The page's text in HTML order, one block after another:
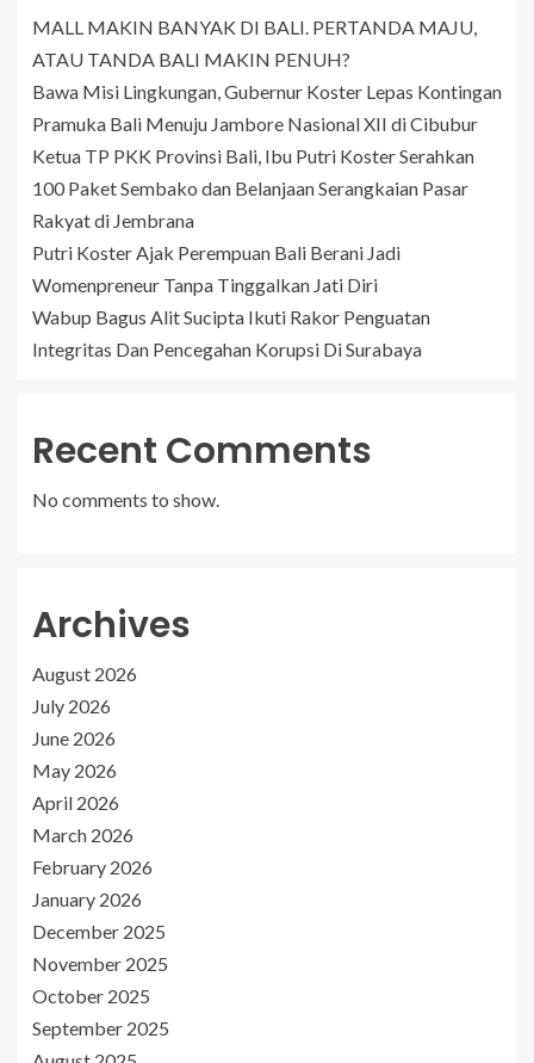
MALL MAKIN BANYAK DI BALI. PERTANDA MAJU,
ATAU TANDA BALI MAKIN PENUH?
Bawa Misi Lingkungan, Gubernur Koster Lepas Kontingan
Pramuka Bali Menuju Jambore Nasional XII di Cibubur
Ketua TP PKK Provinsi Bali, Ibu Putri Koster Serahkan
100 Paket Sembako dan Belanjaan Serangkaian Pasar
Rakyat di Jembrana
Putri Koster Ajak Perempuan Bali Berani Jadi
Womenpreneur Tanpa Tinggalkan Jati Diri
Wabup Bagus Alit Sucipta Ikuti Rakor Penguatan
Integritas Dan Pencegahan Korupsi Di Surabaya
Recent Comments
No comments to show.
Archives
August 2026
July 2026
June 2026
May 2026
April 2026
March 2026
February 2026
January 2026
December 2025
November 2025
October 2025
September 2025